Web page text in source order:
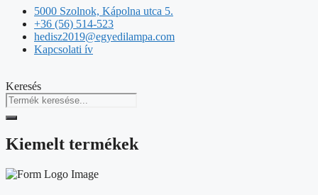
5000 Szolnok, Kápolna utca 5.
+36 (56) 514-523
hedisz2019@egyedilampa.com
Kapcsolati ív
Keresés
Kiemelt termékek